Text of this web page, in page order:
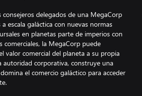
delegados de una MegaCorp
escala galáctica con nuevas normas
en planetas parte de imperios con
comerciales, la MegaCorp puede
valor comercial del planeta a su propia
autoridad corporativa, construye una
el comercio galáctico para acceder